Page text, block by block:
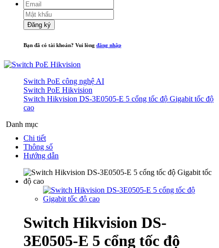
Đăng ký
Bạn đã có tài khoản? Vui lòng đăng nhập
Switch PoE công nghệ AI
Switch PoE Hikvision
Switch Hikvision DS-3E0505-E 5 cổng tốc độ Gigabit tốc độ
cao
Danh mục
Chi tiết
Thông số
Hướng dẫn
Switch Hikvision DS-
3E0505-E 5 cổng tốc độ